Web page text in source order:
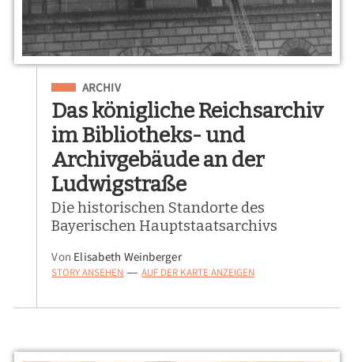
Eingeordnet unter
ARCHIV
Das königliche Reichsarchiv
im Bibliotheks- und
Archivgebäude an der
Ludwigstraße
Die historischen Standorte des
Bayerischen Hauptstaatsarchivs
Von Elisabeth Weinberger
STORY ANSEHEN — AUF DER KARTE ANZEIGEN